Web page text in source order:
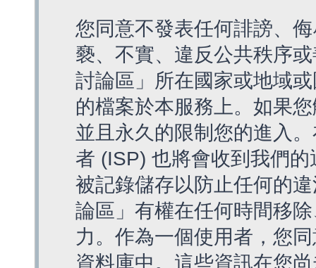
您同意不發表任何誹謗、
褻、不實、違反公共秩序
討論區」所在國家或地域
的檔案於本服務上。如果
並且永久的限制您的進入
者 (ISP) 也將會收到我們
被記錄儲存以防止任何的
論區」有權在任何時間移
力。作為一個使用者，您
資料庫中。這些資訊在您